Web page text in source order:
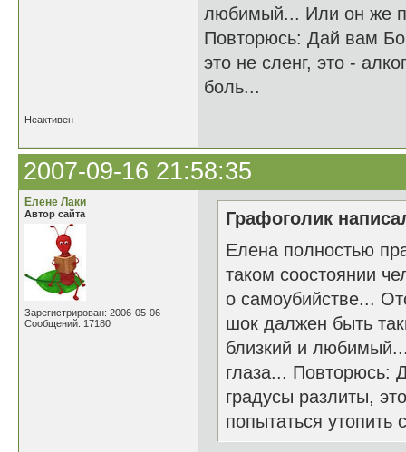
любимый... Или он же
Повторюсь: Дай вам
это не сленг, это -
боль...
Неактивен
2007-09-16 21:58:35
Елене Лаки
Автор сайта
Зарегистрирован: 2006-05-06
Сообщений: 17180
Графоголик
Елена полностью
таком соостоянии
о самоубийстве...
шок далжен быть
близкий и
глаза... Повторюсь:
градусы разлиты,
попытаться утопить